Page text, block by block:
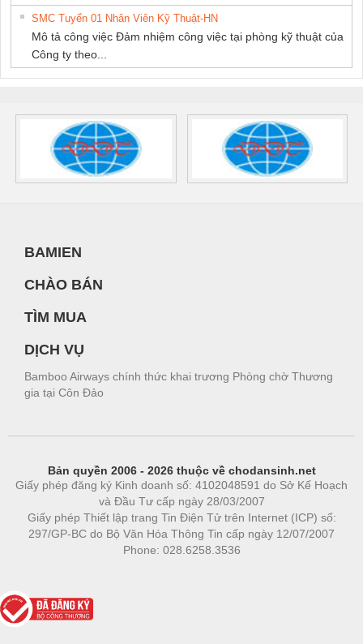
SMC Tuyển 01 Nhân Viên Kỹ Thuật-HN
Mô tả công việc Đảm nhiệm công việc tại phòng kỹ thuật của
Công ty theo...
BAMIEN
CHÀO BÁN
TÌM MUA
DỊCH VỤ
Bamboo Airways chính thức khai trương Phòng chờ Thương
gia tại Côn Đảo
Bản quyền 2006 - 2026 thuộc về chodansinh.net
Giấy phép đăng ký Kinh doanh số: 4102048591 do Sở Kế Hoạch
và Đầu Tư cấp ngày 28/03/2007
Giấy phép Thiết lập trang Tin Điện Tử trên Internet (ICP) số:
297/GP-BC do Bộ Văn Hóa Thông Tin cấp ngày 12/07/2007
Phone: 028.6258.3536